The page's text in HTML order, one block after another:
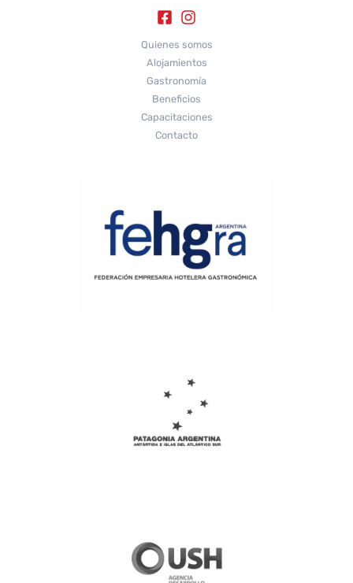
Quienes somos
Alojamientos
Gastronomía
Beneficios
Capacitaciones
Contacto